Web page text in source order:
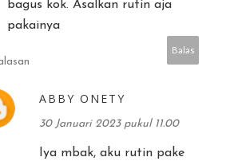
bagus kok. Asalkan rutin aja
pakainya
Balas
ABBY ONETY
30 Januari 2023 pukul 11.00
Iya mbak, aku rutin pake